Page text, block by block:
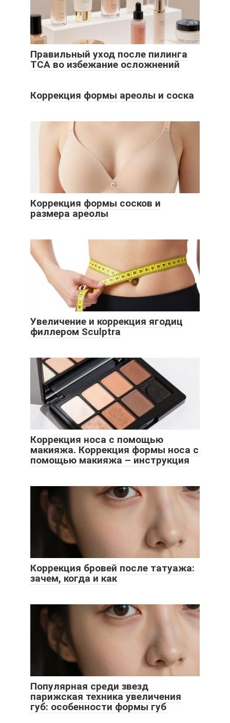
Правильный уход после пилинга
ТСА во избежание осложнений
Коррекция формы ареолы и соска
Коррекция формы сосков и
размера ареолы
Увеличение и коррекция ягодиц
филлером Sculptra
Коррекция носа с помощью
макияжа. Коррекция формы носа с
помощью макияжа – инструкция
Коррекция бровей после татуажа:
зачем, когда и как
Популярная среди звезд
парижская техника увеличения
губ: особенности формы губ